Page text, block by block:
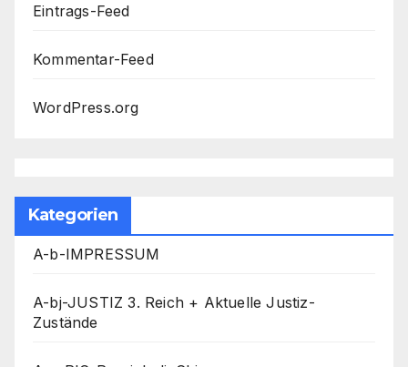
Eintrags-Feed
Kommentar-Feed
WordPress.org
Kategorien
A-b-IMPRESSUM
A-bj-JUSTIZ 3. Reich + Aktuelle Justiz-
Zustände